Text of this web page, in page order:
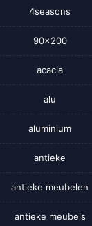
4seasons
90×200
acacia
alu
aluminium
antieke
antieke meubelen
antieke meubels